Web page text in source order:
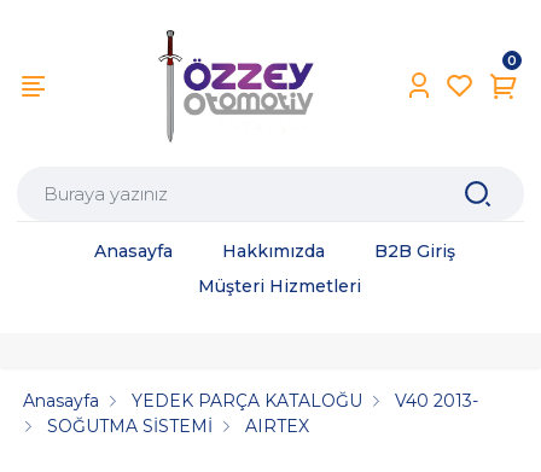
0
Anasayfa Hakkımızda
B2B Giriş
Müşteri Hizmetleri
Anasayfa YEDEK PARÇA KATALOĞU
V40 2013-
SOĞUTMA SİSTEMİ
AIRTEX